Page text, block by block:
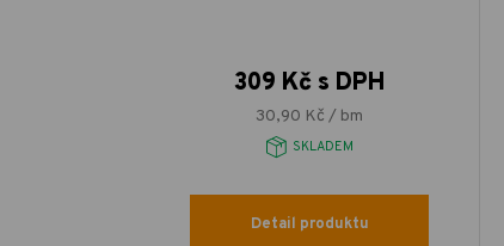
309 Kč s DPH
30,90 Kč / bm
SKLADEM
Detail produktu